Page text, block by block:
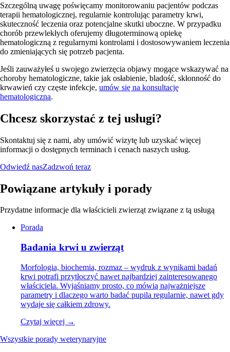
Szczególną uwagę poświęcamy monitorowaniu pacjentów podczas
terapii hematologicznej, regularnie kontrolując parametry krwi,
skuteczność leczenia oraz potencjalne skutki uboczne. W przypadku
chorób przewlekłych oferujemy długoterminową opiekę
hematologiczną z regularnymi kontrolami i dostosowywaniem leczenia
do zmieniających się potrzeb pacjenta.
Jeśli zauważyłeś u swojego zwierzęcia objawy mogące wskazywać na
choroby hematologiczne, takie jak osłabienie, bladość, skłonność do
krwawień czy częste infekcje, umów się na konsultację
hematologiczną.
Chcesz skorzystać z tej usługi?
Skontaktuj się z nami, aby umówić wizytę lub uzyskać więcej
informacji o dostępnych terminach i cenach naszych usług.
Odwiedź nasZadzwoń teraz
Powiązane artykuły i porady
Przydatne informacje dla właścicieli zwierząt związane z tą usługą
Porada
Badania krwi u zwierząt
Morfologia, biochemia, rozmaz – wydruk z wynikami badań
krwi potrafi przytłoczyć nawet najbardziej zainteresowanego
właściciela. Wyjaśniamy prosto, co mówią najważniejsze
parametry i dlaczego warto badać pupila regularnie, nawet gdy
wydaje się całkiem zdrowy.
Czytaj więcej →
Wszystkie porady weterynaryjne